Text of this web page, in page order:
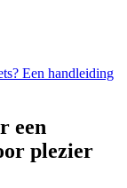
Een handleiding
een
plezier